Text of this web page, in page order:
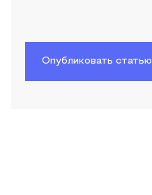
Опубликовать статью